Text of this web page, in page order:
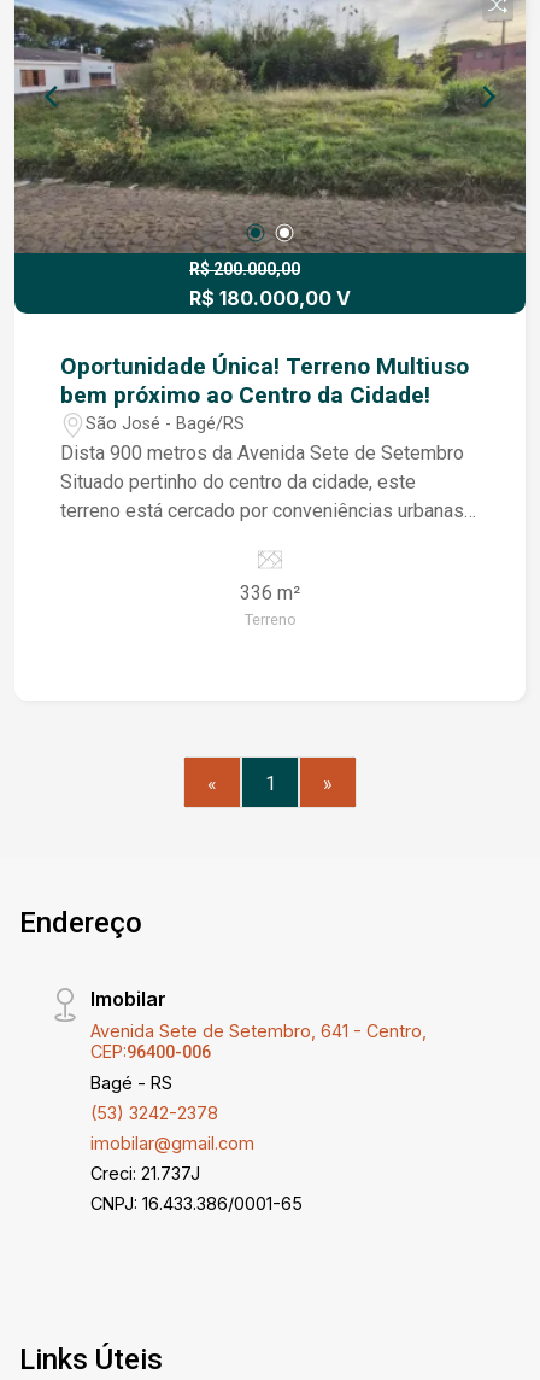
R$ 200.000,00
R$ 180.000,00 V
Oportunidade Única! Terreno Multiuso
bem próximo ao Centro da Cidade!
São José - Bagé/RS
Dista 900 metros da Avenida Sete de Setembro
Situado pertinho do centro da cidade, este
terreno está cercado por conveniências urbanas
uma localização central, é ideal para quem busca
conveniência e mobilidade. Versatilidade sem
infinitas neste terreno multifuncional.
Investimento com Potencial: Como uma
demanda contínua por espaços residenciais e
comerciais no bairro centro, garantindo retornos
oportunidade de adquirir um terreno tão versátil e
estrategicamente localizado. Entre em contato
hoje mesmo para mais informações e agende
uma visita!
336 m²
Terreno
« 1 »
Endereço
Imobilar
Avenida Sete de Setembro, 641 - Centro,
CEP:96400-006
Bagé - RS
(53) 3242-2378
imobilar@gmail.com
Creci: 21.737J
CNPJ: 16.433.386/0001-65
Links Úteis